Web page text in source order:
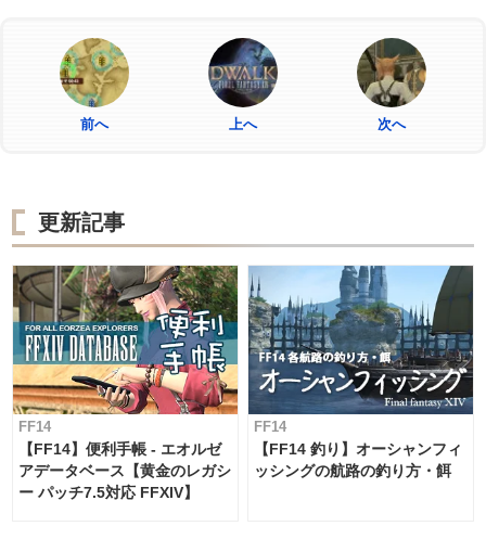
前へ 上へ 次へ
更新記事
FF14
【FF14】便利手帳 - エオルゼ
アデータベース【黄金のレガシ
ー パッチ7.5対応 FFXIV】
FF14
【FF14 釣り】オーシャンフィ
ッシングの航路の釣り方・餌